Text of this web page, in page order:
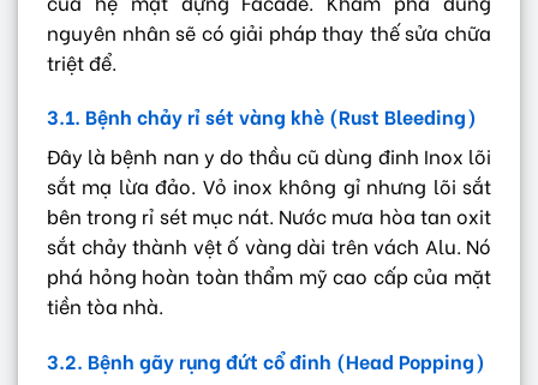
nguyên nhân sẽ có giải pháp thay thế sửa chữa
triệt để.
3.1. Bệnh chảy rỉ sét vàng khè (Rust Bleeding)
Đây là bệnh nan y do thầu cũ dùng đinh Inox lõi
sắt mạ lừa đảo. Vỏ inox không gỉ nhưng lõi sắt
bên trong rỉ sét mục nát. Nước mưa hòa tan oxit
sắt chảy thành vệt ố vàng dài trên vách Alu. Nó
phá hỏng hoàn toàn thẩm mỹ cao cấp của mặt
tiền tòa nhà.
3.2. Bệnh gãy rụng đứt cổ đinh (Head Popping)